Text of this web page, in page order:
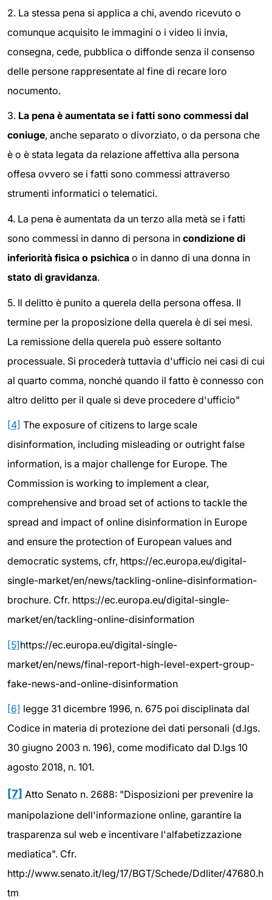
2. La stessa pena si applica a chi, avendo ricevuto o
comunque acquisito le immagini o i video li invia,
consegna, cede, pubblica o diffonde senza il consenso
delle persone rappresentate al fine di recare loro
nocumento.
3. La pena è aumentata se i fatti sono commessi dal
coniuge, anche separato o divorziato, o da persona che
è o è stata legata da relazione affettiva alla persona
offesa ovvero se i fatti sono commessi attraverso
strumenti informatici o telematici.
4. La pena è aumentata da un terzo alla metà se i fatti
sono commessi in danno di persona in condizione di
inferiorità fisica o psichica o in danno di una donna in
stato di gravidanza.
5. Il delitto è punito a querela della persona offesa. Il
termine per la proposizione della querela è di sei mesi.
La remissione della querela può essere soltanto
processuale. Si procederà tuttavia d'ufficio nei casi di cui
al quarto comma, nonché quando il fatto è connesso con
altro delitto per il quale si deve procedere d'ufficio"
[4] The exposure of citizens to large scale
disinformation, including misleading or outright false
information, is a major challenge for Europe. The
Commission is working to implement a clear,
comprehensive and broad set of actions to tackle the
spread and impact of online disinformation in Europe
and ensure the protection of European values and
democratic systems, cfr, https://ec.europa.eu/digital-
single-market/en/news/tackling-online-disinformation-
brochure. Cfr. https://ec.europa.eu/digital-single-
market/en/tackling-online-disinformation
[5]https://ec.europa.eu/digital-single-
market/en/news/final-report-high-level-expert-group-
fake-news-and-online-disinformation
[6] legge 31 dicembre 1996, n. 675 poi disciplinata dal
Codice in materia di protezione dei dati personali (d.lgs.
30 giugno 2003 n. 196), come modificato dal D.lgs 10
agosto 2018, n. 101.
[7] Atto Senato n. 2688: "Disposizioni per prevenire la
manipolazione dell'informazione online, garantire la
trasparenza sul web e incentivare l'alfabetizzazione
mediatica". Cfr.
http://www.senato.it/leg/17/BGT/Schede/Ddliter/47680.h
tm